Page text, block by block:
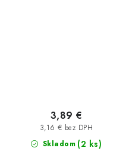
Skladom (2 ks)
3,16 € bez DPH
3,89 €